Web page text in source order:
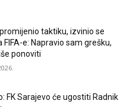
taktiku, izvinio se
FIFA-e: Napravio sam grešku,
ponoviti
FK Sarajevo će ugostiti Radnik